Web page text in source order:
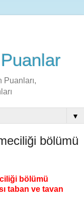
Puanları,
▼
bölümü
bölümü
taban ve tavan